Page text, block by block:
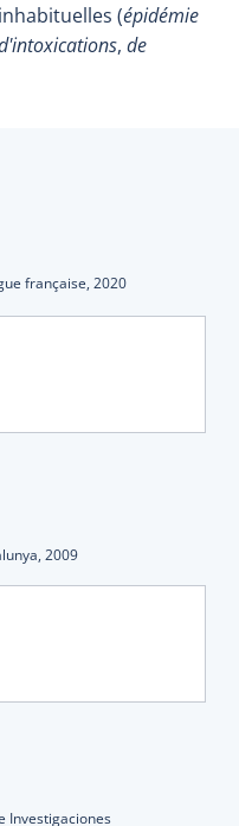
(épidémie
, de
française, 2020
2009
Investigaciones